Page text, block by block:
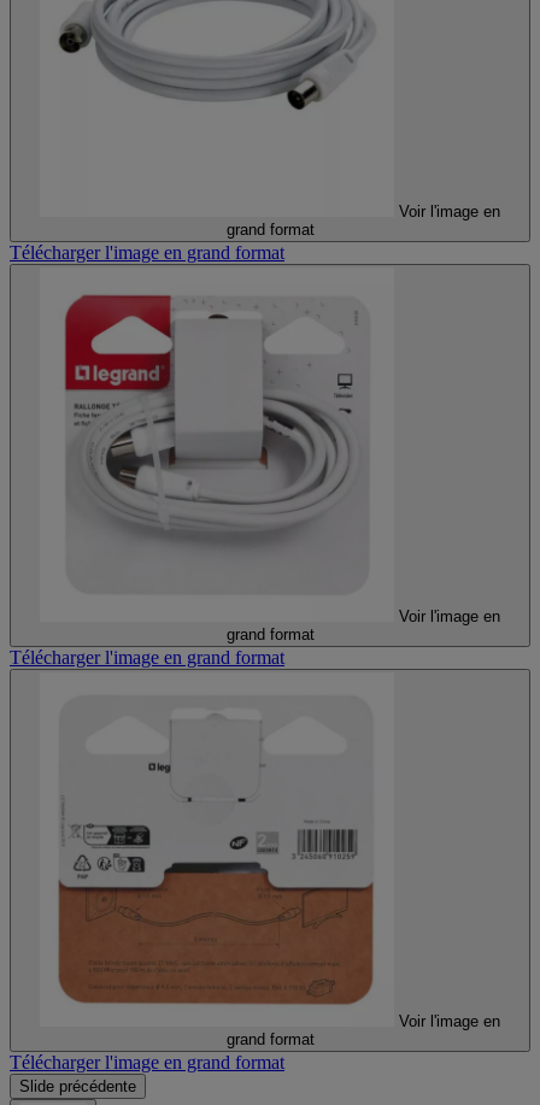
Voir l'image en
grand format
Télécharger l'image en grand format
Voir l'image en
grand format
Télécharger l'image en grand format
Voir l'image en
grand format
Télécharger l'image en grand format
Slide précédente